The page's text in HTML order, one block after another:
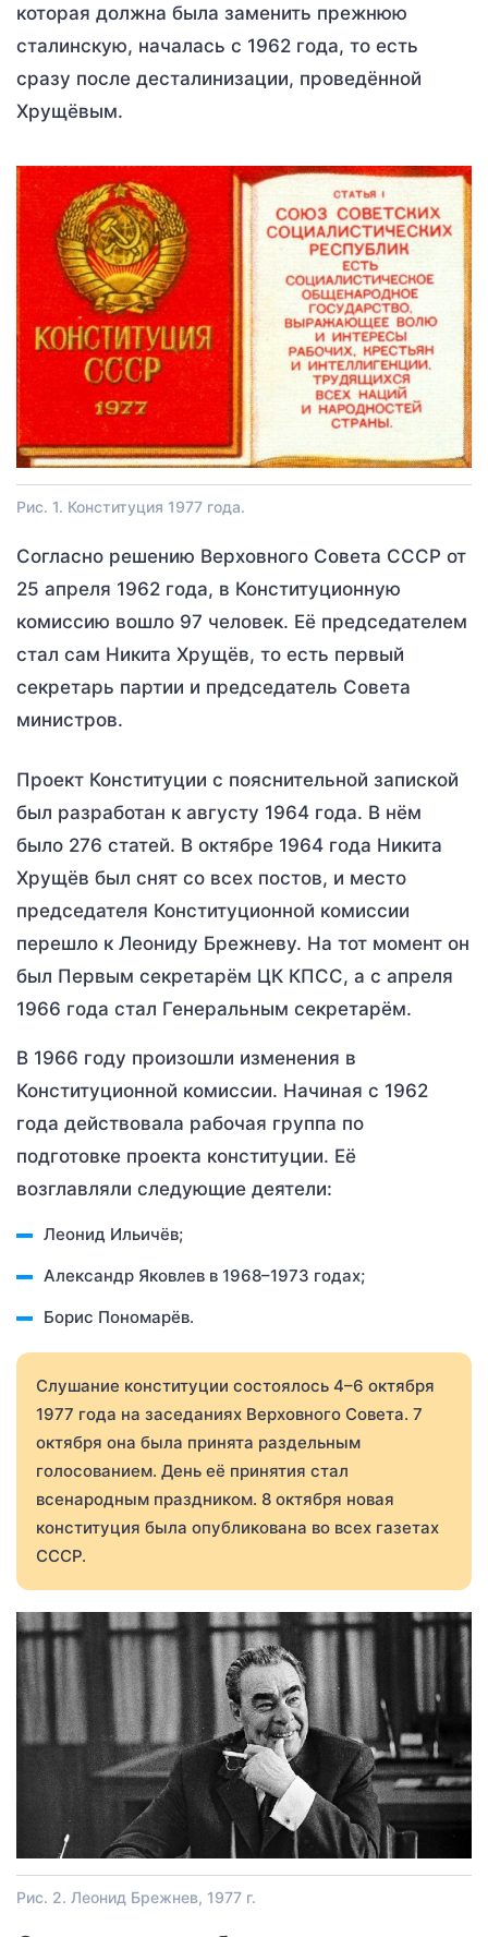
которая должна была заменить прежнюю
сталинскую, началась с 1962 года, то есть
сразу после десталинизации, проведённой
Хрущёвым.
Рис. 1. Конституция 1977 года.
Согласно решению Верховного Совета СССР от
25 апреля 1962 года, в Конституционную
комиссию вошло 97 человек. Её председателем
стал сам Никита Хрущёв, то есть первый
секретарь партии и председатель Совета
министров.
Проект Конституции с пояснительной запиской
был разработан к августу 1964 года. В нём
было 276 статей. В октябре 1964 года Никита
Хрущёв был снят со всех постов, и место
председателя Конституционной комиссии
перешло к Леониду Брежневу. На тот момент он
был Первым секретарём ЦК КПСС, а с апреля
1966 года стал Генеральным секретарём.
В 1966 году произошли изменения в
Конституционной комиссии. Начиная с 1962
года действовала рабочая группа по
подготовке проекта конституции. Её
возглавляли следующие деятели:
Леонид Ильичёв;
Александр Яковлев в 1968–1973 годах;
Борис Пономарёв.
Слушание конституции состоялось 4–6 октября
1977 года на заседаниях Верховного Совета. 7
октября она была принята раздельным
голосованием. День её принятия стал
всенародным праздником. 8 октября новая
конституция была опубликована во всех газетах
СССР.
Рис. 2. Леонид Брежнев, 1977 г.